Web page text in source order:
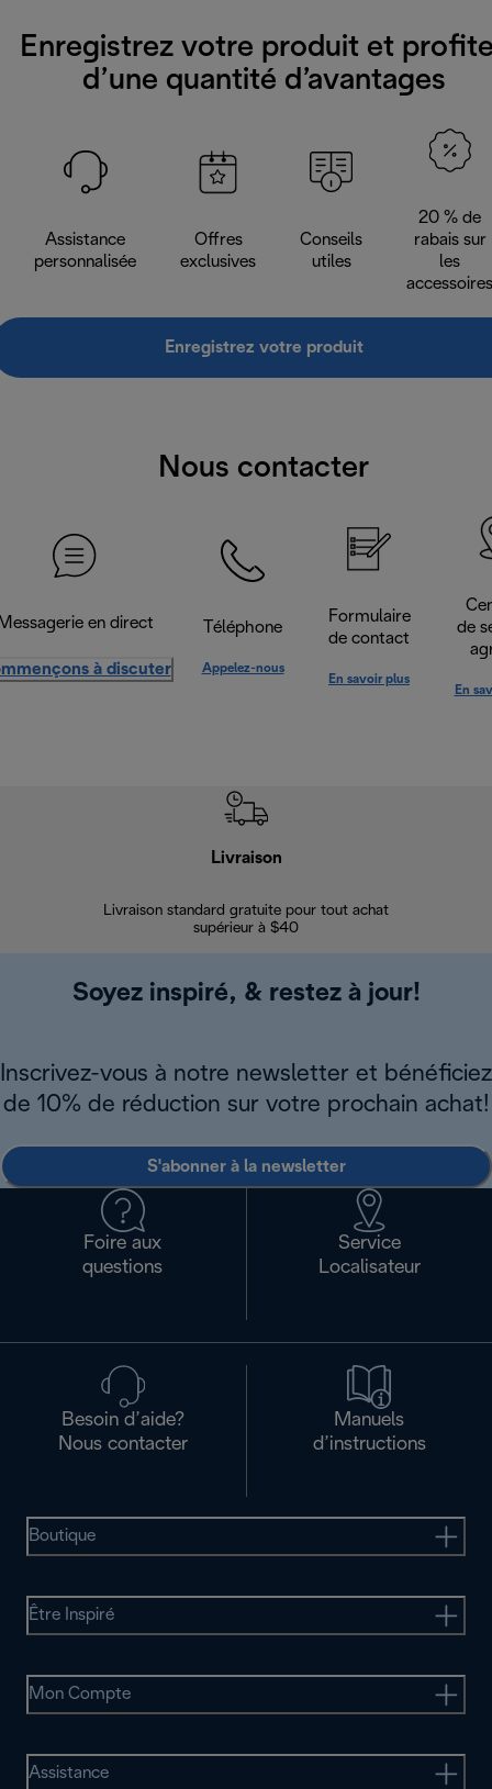
Enregistrez votre produit et
d’une quantité d’avantages
Assistance
personnalisée
Offres
exclusives
Conseils
utiles
20 % de
rabais sur
les
accessoires
Enregistrez votre produit
Nous contacter
en direct
à discuter
Téléphone
Appelez-nous
Formulaire
de contact
En savoir plus
de
En
Livraison
Livraison standard gratuite pour tout achat
supérieur à $40
Soyez inspiré, & restez à jour!
Inscrivez-vous à notre newsletter et bénéficiez
de 10% de réduction sur votre prochain achat!
S'abonner à la newsletter
Foire aux
questions
Service
Localisateur
Besoin d’aide?
Nous contacter
Manuels
d’instructions
Boutique
Être Inspiré
Mon Compte
Assistance